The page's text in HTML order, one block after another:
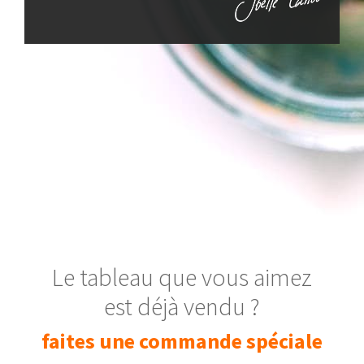
Le tableau que vous aimez
est déjà vendu ?
faites une commande spéciale